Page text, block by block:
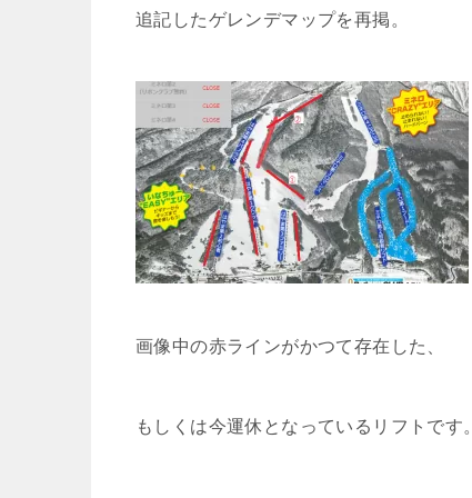
追記したゲレンデマップを再掲。
画像中の赤ラインがかつて存在した、
もしくは今運休となっているリフトです。